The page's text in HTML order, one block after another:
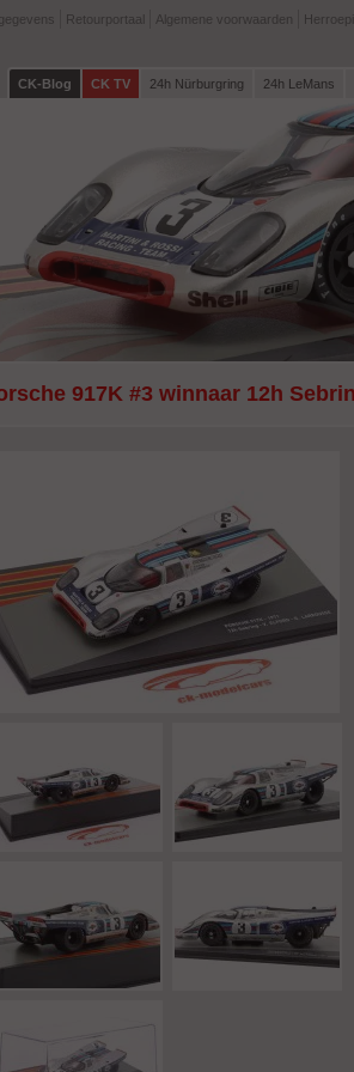
Retourportaal Algemene voorwaarden
CK-Blog CK TV 24h Nürburgring 24h LeMans
917K #3 winnaar 12h